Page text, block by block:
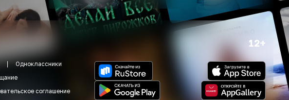
12+
Одноклассники
соглашение